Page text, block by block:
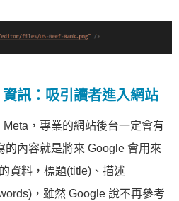
訊：吸引讀者進入網站
，專業的網站後台一定會有
的內容就是將來 Google 會用來
資料，標題(title)、描述
，雖然 Google 說不再參考